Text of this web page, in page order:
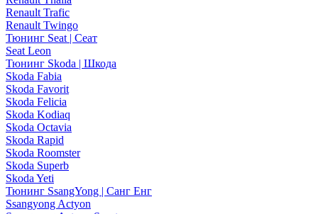
Renault Trafic
Renault Twingo
Тюнинг Seat | Сеат
Seat Leon
Тюнинг Skoda | Шкода
Skoda Fabia
Skoda Favorit
Skoda Felicia
Skoda Kodiaq
Skoda Octavia
Skoda Rapid
Skoda Roomster
Skoda Superb
Skoda Yeti
Тюнинг SsangYong | Санг Енг
Ssangyong Actyon